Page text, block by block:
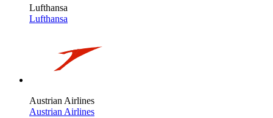
Lufthansa
Lufthansa
Austrian Airlines
Austrian Airlines